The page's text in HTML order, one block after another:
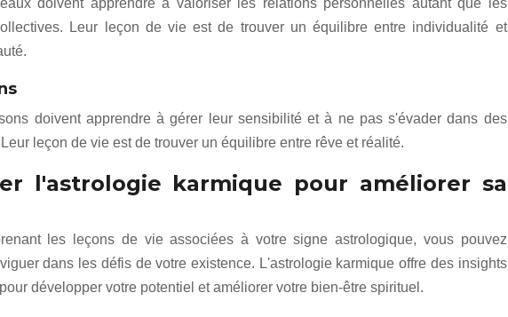
Leur leçon de vie est de trouver un équilibre entre individualité et
doivent apprendre à gérer leur sensibilité et à ne pas s'évader dans des
leçon de vie est de trouver un équilibre entre rêve et réalité.
l'astrologie karmique pour améliorer sa
les leçons de vie associées à votre signe astrologique, vous pouvez
dans les défis de votre existence. L'astrologie karmique offre des insights
développer votre potentiel et améliorer votre bien-être spirituel.